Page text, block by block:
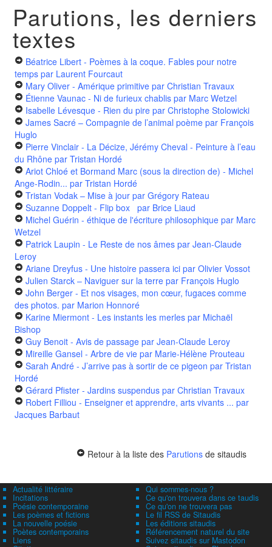
Parutions, les derniers
textes
Béatrice Libert - Poèmes à la coque. Fables pour notre
temps par Laurent Fourcaut
Mary Oliver - Amérique primitive par Christian Travaux
Étienne Vaunac - Ni de furieux chablis par Marc Wetzel
Isabelle Lévesque - Rien du pire par Christophe Stolowicki
James Sacré – Compagnie de l’animal poème par François
Huglo
Pierre Vinclair - La Décize, Jérémy Cheval - Peinture à l’eau
du Rhône par Tristan Hordé
Ariot Chloé et Bormand Marc (sous la direction de) - Michel
Ange-Rodin... par Tristan Hordé
Tristan Vodak – Mise à jour par Grégory Rateau
Suzanne Doppelt - Flip box par Brice Liaud
Michel Guérin - éthique de l'écriture philosophique par Marc
Wetzel
Patrick Laupin - Le Reste de nos âmes par Jean-Claude
Leroy
Ariane Dreyfus - Une histoire passera ici par Olivier Vossot
Julien Starck – Naviguer sur la terre par François Huglo
John Berger - Et nos visages, mon cœur, fugaces comme
des photos. par Marion Honnoré
Karine Miermont - Les instants les merles par Michaël
Bishop
Guy Benoit - Avis de passage par Jean-Claude Leroy
Mireille Gansel - Arbre de vie par Marie-Hélène Prouteau
Sarah André - J’arrive pas à sortir de ce pigeon par Tristan
Hordé
Gérard Pfister - Jardins suspendus par Christian Travaux
Robert Filliou - Enseigner et apprendre, arts vivants ... par
Jacques Barbaut
Retour à la liste des Parutions de sitaudis
Actualité littéraire
Incitations
Poésie contemporaine
Les poèmes et fictions
La nouvelle poésie
Poètes contemporains
Liens
Qui sommes-nous ?
Ce qu'on trouvera dans ce taudis
Ce qu'on ne trouvera pas
Le fil RSS de Sitaudis
Les éditions sitaudis
Référencement naturel du site
Suivez sitaudis sur Mastodon